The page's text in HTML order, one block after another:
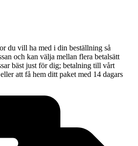
du vill ha med i din beställning så
och kan välja mellan flera betalsätt
bäst just för dig; betalning till vårt
att få hem ditt paket med 14 dagars